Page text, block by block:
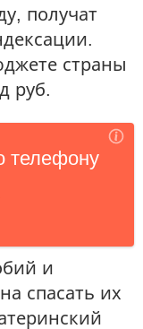
получат
страны
руб.
и
спасать их